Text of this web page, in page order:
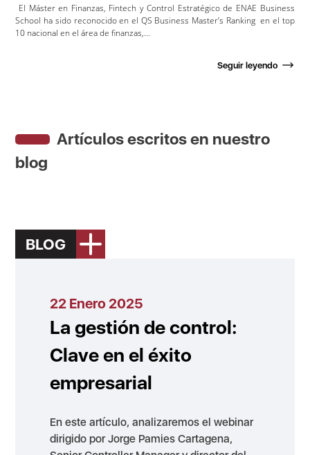
El Máster en Finanzas, Fintech y Control Estratégico de ENAE Business
School ha sido reconocido en el QS Business Master’s Ranking en el top
10 nacional en el área de finanzas,...
Seguir leyendo
Artículos escritos en nuestro
blog
BLOG
22 Enero 2025
La gestión de control:
Clave en el éxito
empresarial
En este artículo, analizaremos el webinar
dirigido por Jorge Pamies Cartagena,